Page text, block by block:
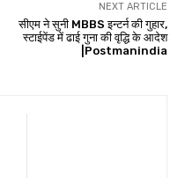
NEXT ARTICLE
सीएम ने सुनी MBBS इन्टर्न की गुहार,
स्टाईपेंड में ढाई गुना की वृद्धि के आदेश
|Postmanindia